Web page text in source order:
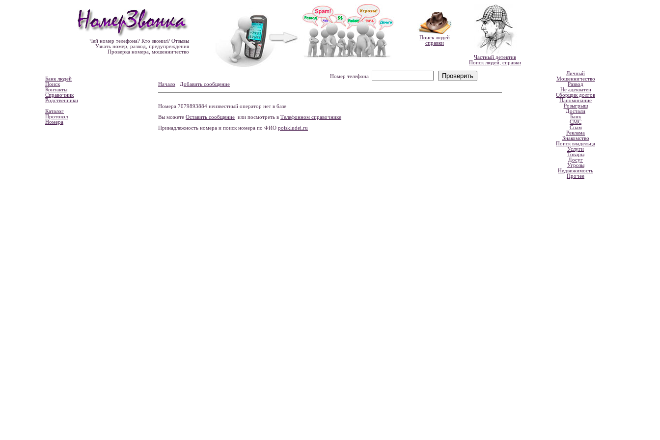
Чей номер телефона? Кто звонил? Отзывы
Узнать номер, развод, предупреждения
Проверка номера, мошенничество
Поиск людей
справки
Частный детектив
Поиск людей, справки
Банк людей
Поиск
Контакты
Справочник
Родственники
Каталог
Протокол
Номера
Номер телефона
Начало
Добавить сообщение
Номера 7079893884 неизвестный оператор нет в базе
Вы можете Оставить сообщение или посмотреть в Телефонном справочнике
Принадлежность номера и поиск номера по ФИО poiskludei.ru
Личный
Мошенничество
Развод
Не адекватен
Сборщик долгов
Напоминание
Розыгрыш
Достали
Банк
СМС
Спам
Реклама
Знакомство
Поиск владельца
Услуги
Товары
Досуг
Угрозы
Недвижимость
Прочее